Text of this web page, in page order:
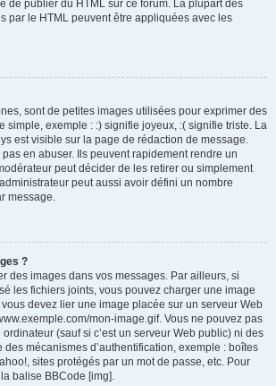
de publier du HTML sur ce forum. La plupart des
par le HTML peuvent être appliquées avec les
sont de petites images utilisées pour exprimer des
simple, exemple : :) signifie joyeux, :( signifie triste. La
est visible sur la page de rédaction de message.
en abuser. Ils peuvent rapidement rendre un
peut décider de les retirer ou simplement
peut aussi avoir défini un nombre
message.
?
des images dans vos messages. Par ailleurs, si
les fichiers joints, vous pouvez charger une image
devez lier une image placée sur un serveur Web
mon-image.gif. Vous ne pouvez pas
(sauf si c’est un serveur Web public) ni des
mécanismes d’authentification, exemple : boîtes
sites protégés par un mot de passe, etc. Pour
balise BBCode [img].